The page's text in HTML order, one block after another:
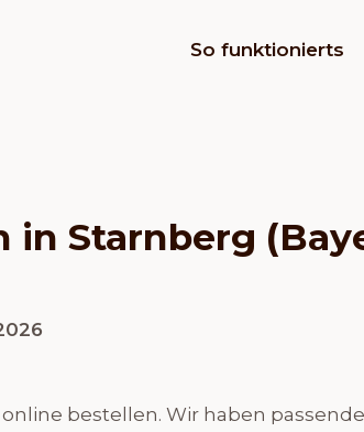
So funktionierts
in Starnberg
bestellen. Wir haben